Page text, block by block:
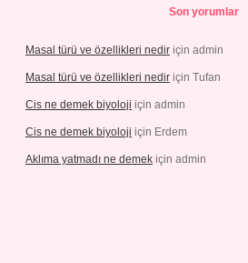
Son yorumlar
Masal türü ve özellikleri nedir için admin
Masal türü ve özellikleri nedir için Tufan
Cis ne demek biyoloji için admin
Cis ne demek biyoloji için Erdem
Aklıma yatmadı ne demek için admin